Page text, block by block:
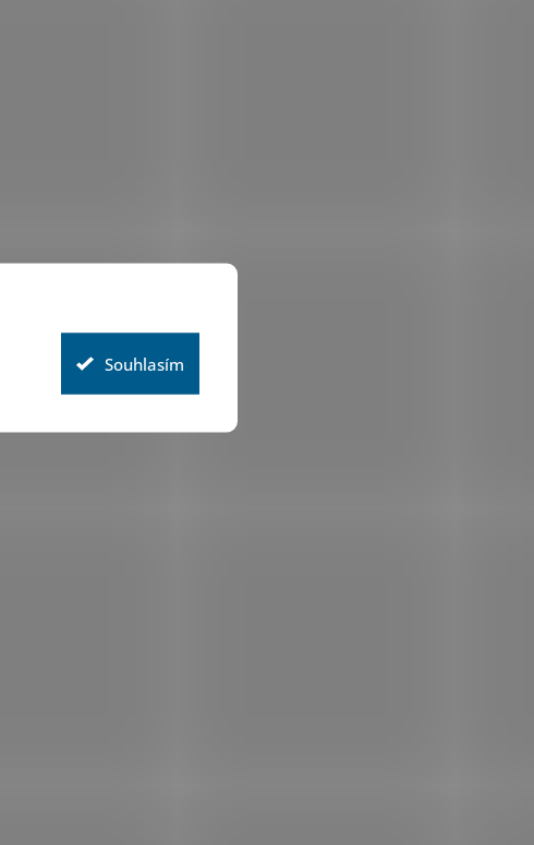
Souhlasím